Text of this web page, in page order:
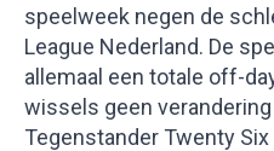
speelweek negen de
League Nederland. De
allemaal een totale off-
wissels geen
Tegenstander Twenty